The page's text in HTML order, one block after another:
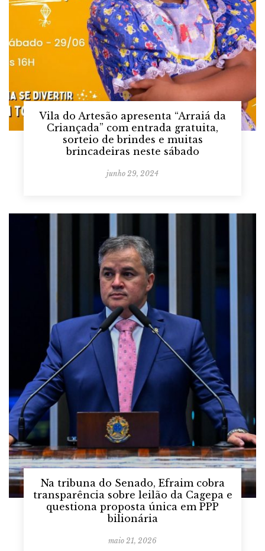
Vila do Artesão apresenta “Arraiá da
Criançada” com entrada gratuita,
sorteio de brindes e muitas
brincadeiras neste sábado
junho 29, 2024
Na tribuna do Senado, Efraim cobra
transparência sobre leilão da Cagepa e
questiona proposta única em PPP
bilionária
maio 21, 2026